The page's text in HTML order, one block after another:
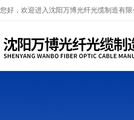
您好，欢迎进入沈阳万博光纤光缆制造有限